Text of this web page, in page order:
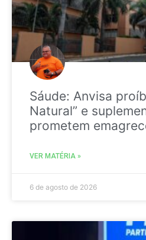
Sáude: Anvisa
Natural” e
prometem
VER MATÉRIA »
6 de agosto de 2026